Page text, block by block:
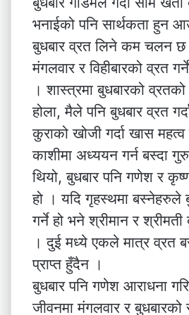
भनाईको पनि सार्थकता हुन
बुधबार व्रत लिने कम चलन
मंगलवार र विहीबारको व्रत
। शास्त्रमा बुधबारको
होला, मैले पनि बुधबार व्रत
कुराको खोजी गर्दा खास
काशीमा अध्ययन गर्न बस्दा
थियो, बुधबार पनि गणेश र
हो । यदि गृहस्थमा बस्नेहरुले
गर्ने हो भने श्रीमान र
। दुई मध्ये एकले मात्र व्रत
प्राप्त हुँदैन ।
बुधबार पनि गणेश आराधना
जीवनमा मंगलवार र